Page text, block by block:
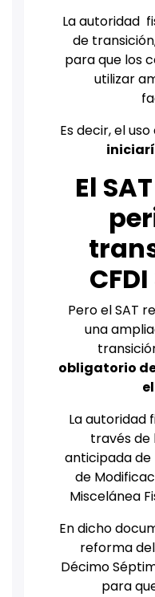
La autoridad
de
para que los
utilizar
Es decir, el
El
Pero el SAT
una
obligatorio
La autoridad
través de
anticipada de
de
Miscelánea
En dicho
reforma
Décimo
para